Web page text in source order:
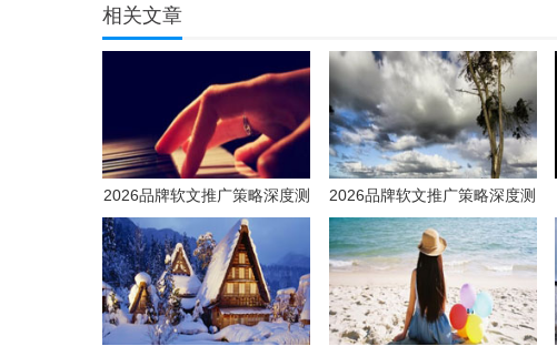
相关文章
2026品牌软文推广策略深度测
评：如何选择高效媒体发稿供
应商实现品效合一？
2026品牌软文推广策略深度测
评：如何选择高效媒体发稿供
应商实现品效合一？